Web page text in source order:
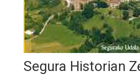
Segura Historian